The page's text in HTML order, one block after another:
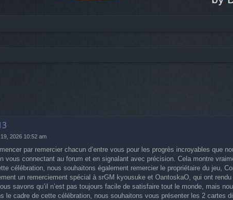
2026 10:52 am
par remercier chacun d’entre vous pour les progrès incroyables que
vous connectant au forum et en signalant avec précision. Cela montre
célébration, nous souhaitons également remercier le propriétaire du jeu,
un remerciement spécial à srGM kyousuke et OantoskaO, qui ont
savons qu’il n’est pas toujours facile de satisfaire tout le monde, mais
le cadre de cette célébration, nous souhaitons vous présenter les 2